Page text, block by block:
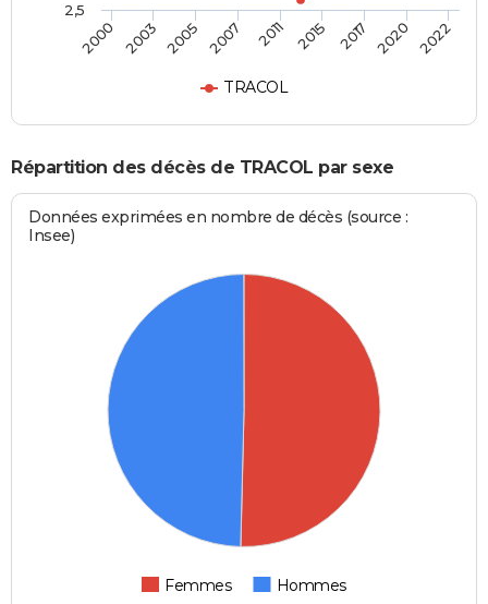
TRACOL
2000 2003 2005 2007 2011 2015 2017 2020 2022
2,5
Répartition des décès de TRACOL par sexe
Données exprimées en nombre de décès (source :
Insee)
Femmes Hommes